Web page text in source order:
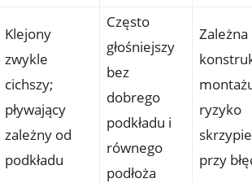
Klejony
zwykle
cichszy;
pływający
zależny od
podkładu
Często
głośniejszy
bez
dobrego
podkładu i
równego
podłoża
Zależna
ryzyko
przy